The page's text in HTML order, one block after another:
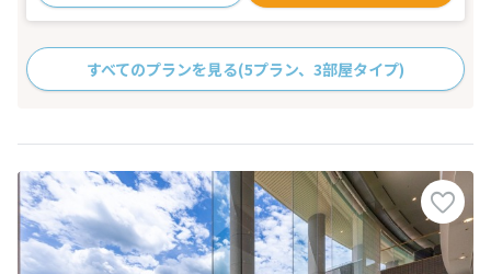
すべてのプランを見る(5プラン、3部屋タイプ)